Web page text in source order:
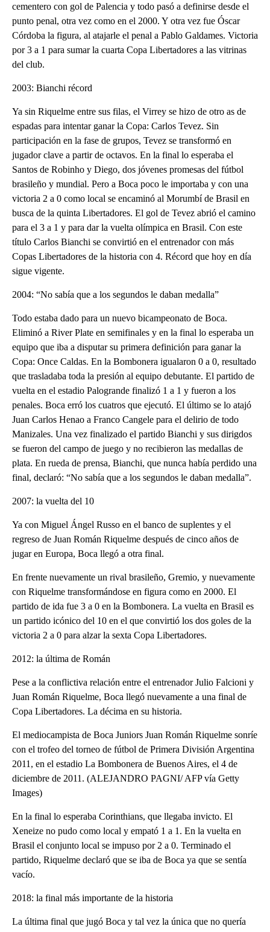
cementero con gol de Palencia y todo pasó a definirse desde el
punto penal, otra vez como en el 2000. Y otra vez fue Óscar
Córdoba la figura, al atajarle el penal a Pablo Galdames. Victoria
por 3 a 1 para sumar la cuarta Copa Libertadores a las vitrinas
del club.
2003: Bianchi récord
Ya sin Riquelme entre sus filas, el Virrey se hizo de otro as de
espadas para intentar ganar la Copa: Carlos Tevez. Sin
participación en la fase de grupos, Tevez se transformó en
jugador clave a partir de octavos. En la final lo esperaba el
Santos de Robinho y Diego, dos jóvenes promesas del fútbol
brasileño y mundial. Pero a Boca poco le importaba y con una
victoria 2 a 0 como local se encaminó al Morumbí de Brasil en
busca de la quinta Libertadores. El gol de Tevez abrió el camino
para el 3 a 1 y para dar la vuelta olímpica en Brasil. Con este
título Carlos Bianchi se convirtió en el entrenador con más
Copas Libertadores de la historia con 4. Récord que hoy en día
sigue vigente.
2004: “No sabía que a los segundos le daban medalla”
Todo estaba dado para un nuevo bicampeonato de Boca.
Eliminó a River Plate en semifinales y en la final lo esperaba un
equipo que iba a disputar su primera definición para ganar la
Copa: Once Caldas. En la Bombonera igualaron 0 a 0, resultado
que trasladaba toda la presión al equipo debutante. El partido de
vuelta en el estadio Palogrande finalizó 1 a 1 y fueron a los
penales. Boca erró los cuatros que ejecutó. El último se lo atajó
Juan Carlos Henao a Franco Cangele para el delirio de todo
Manizales. Una vez finalizado el partido Bianchi y sus dirigdos
se fueron del campo de juego y no recibieron las medallas de
plata. En rueda de prensa, Bianchi, que nunca había perdido una
final, declaró: “No sabía que a los segundos le daban medalla”.
2007: la vuelta del 10
Ya con Miguel Ángel Russo en el banco de suplentes y el
regreso de Juan Román Riquelme después de cinco años de
jugar en Europa, Boca llegó a otra final.
En frente nuevamente un rival brasileño, Gremio, y nuevamente
con Riquelme transformándose en figura como en 2000. El
partido de ida fue 3 a 0 en la Bombonera. La vuelta en Brasil es
un partido icónico del 10 en el que convirtió los dos goles de la
victoria 2 a 0 para alzar la sexta Copa Libertadores.
2012: la última de Román
Pese a la conflictiva relación entre el entrenador Julio Falcioni y
Juan Román Riquelme, Boca llegó nuevamente a una final de
Copa Libertadores. La décima en su historia.
El mediocampista de Boca Juniors Juan Román Riquelme sonríe
con el trofeo del torneo de fútbol de Primera División Argentina
2011, en el estadio La Bombonera de Buenos Aires, el 4 de
diciembre de 2011. (ALEJANDRO PAGNI/ AFP vía Getty
Images)
En la final lo esperaba Corinthians, que llegaba invicto. El
Xeneize no pudo como local y empató 1 a 1. En la vuelta en
Brasil el conjunto local se impuso por 2 a 0. Terminado el
partido, Riquelme declaró que se iba de Boca ya que se sentía
vacío.
2018: la final más importante de la historia
La última final que jugó Boca y tal vez la única que no quería